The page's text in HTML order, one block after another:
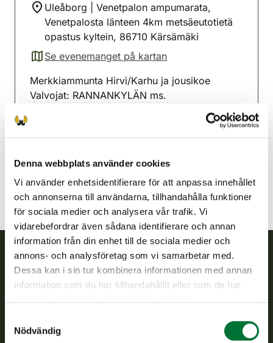
Denna webbplats använder cookies
Vi använder enhetsidentifierare för att anpassa innehållet
och annonserna till användarna, tillhandahålla funktioner
för sociala medier och analysera vår trafik. Vi
vidarebefordrar även sådana identifierare och annan
information från din enhet till de sociala medier och
annons- och analysföretag som vi samarbetar med.
Dessa kan i sin tur kombinera informationen med annan
information som du har tillhandahållit eller som de har
Nödvändig
Uleåborg | Venetpalon ampumarata,
Venetpalosta länteen 4km metsäeutotietä
opastus kyltein, 86710 Kärsämäki
Se evenemanget på kartan
(avautuu uuteen välilehteen)
Merkkiammunta Hirvi/Karhu ja jousikoe
Valvojat: RANNANKYLÄN ms.
Uleåborg
Finlands viltcentral
verkställs och svarar för de offentliga förvaltningsuppgifter